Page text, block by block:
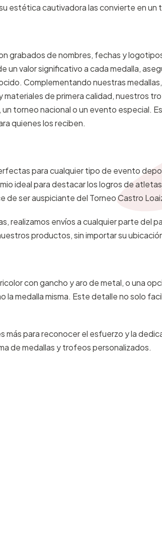
estética cautivadora las convierte en
grabados de nombres, fechas y
un valor significativo a cada medalla,
Complementando nuestras
materiales de primera calidad, nuestros
torneo nacional o un evento especial.
quienes los reciben.
para cualquier tipo de evento
ideal para destacar los logros de
de ser auspiciante del Torneo Castro
realizamos envíos a cualquier parte del
productos, sin importar su
con gancho y aro de metal, o una
medalla misma. Este detalle no solo
más para reconocer el esfuerzo y la
de medallas y trofeos personalizados.